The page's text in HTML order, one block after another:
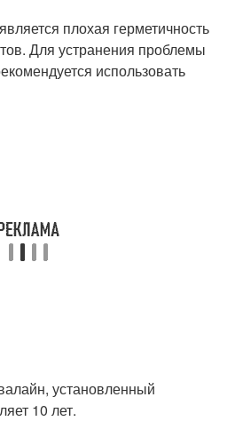
плохая герметичность
Для устранения проблемы
использовать
установленный
10 лет.